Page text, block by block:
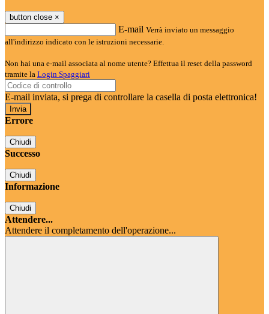
button close ×
E-mail Verrà inviato un messaggio
all'indirizzo indicato con le istruzioni necessarie.
Non hai una e-mail associata al nome utente? Effettua il reset della password
tramite la Login Spaggiari
E-mail inviata, si prega di controllare la casella di posta elettronica!
Errore
Chiudi
Successo
Chiudi
Informazione
Chiudi
Attendere...
Attendere il completamento dell'operazione...